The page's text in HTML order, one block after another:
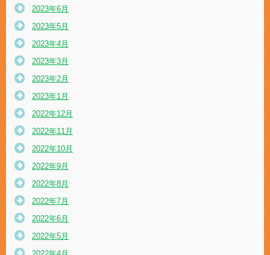
2023年6月
2023年5月
2023年4月
2023年3月
2023年2月
2023年1月
2022年12月
2022年11月
2022年10月
2022年9月
2022年8月
2022年7月
2022年6月
2022年5月